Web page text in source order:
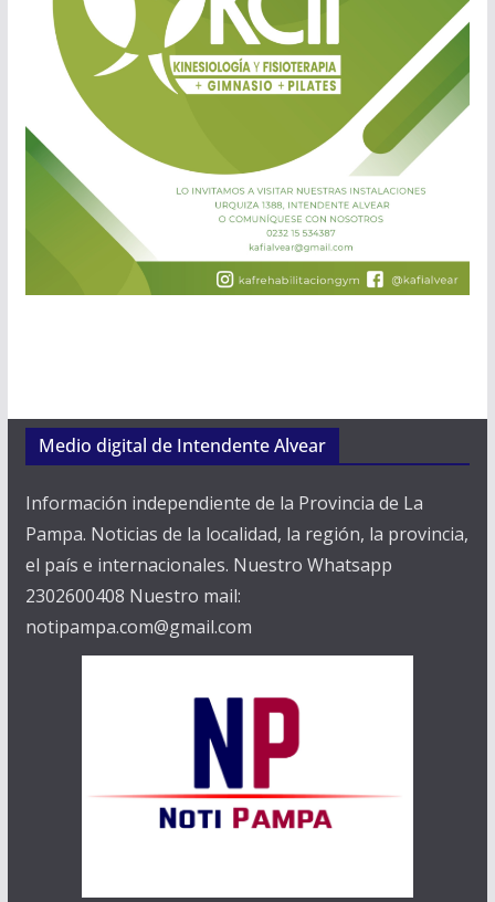
Medio digital de Intendente Alvear
Información independiente de la Provincia de La
Pampa. Noticias de la localidad, la región, la provincia,
el país e internacionales. Nuestro Whatsapp
2302600408 Nuestro mail:
notipampa.com@gmail.com